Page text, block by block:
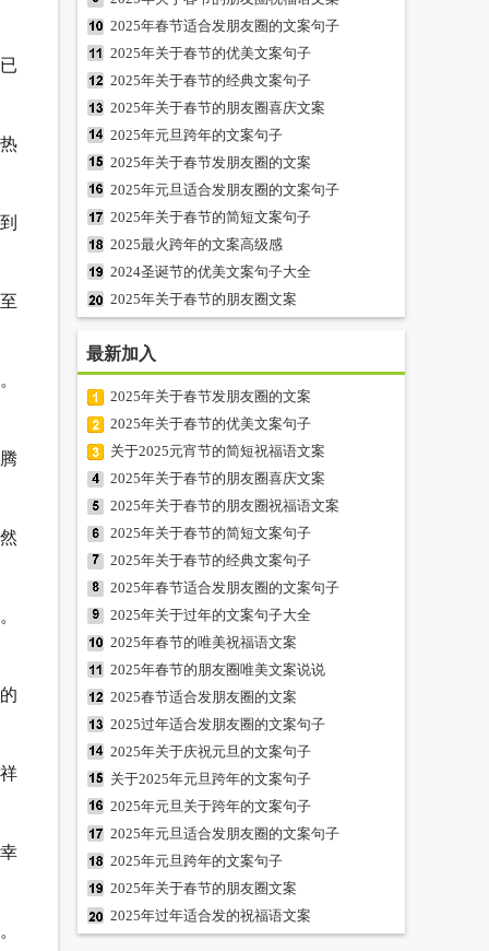
2025年春节适合发朋友圈的文案句子
2025年关于春节的优美文案句子
2025年关于春节的经典文案句子
2025年关于春节的朋友圈喜庆文案
2025年元旦跨年的文案句子
2025年关于春节发朋友圈的文案
2025年元旦适合发朋友圈的文案句子
2025年关于春节的简短文案句子
2025最火跨年的文案高级感
2024圣诞节的优美文案句子大全
2025年关于春节的朋友圈文案
最新加入
2025年关于春节发朋友圈的文案
2025年关于春节的优美文案句子
关于2025元宵节的简短祝福语文案
2025年关于春节的朋友圈喜庆文案
2025年关于春节的朋友圈祝福语文案
2025年关于春节的简短文案句子
2025年关于春节的经典文案句子
2025年春节适合发朋友圈的文案句子
2025年关于过年的文案句子大全
2025年春节的唯美祝福语文案
2025年春节的朋友圈唯美文案说说
2025春节适合发朋友圈的文案
2025过年适合发朋友圈的文案句子
2025年关于庆祝元旦的文案句子
关于2025年元旦跨年的文案句子
2025年元旦关于跨年的文案句子
2025年元旦适合发朋友圈的文案句子
2025年元旦跨年的文案句子
2025年关于春节的朋友圈文案
2025年过年适合发的祝福语文案